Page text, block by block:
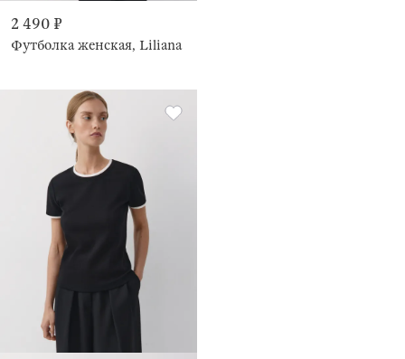
2 490 ₽
Футболка женская, Liliana